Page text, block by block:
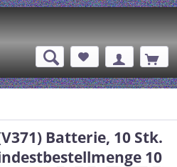
Batterie, 10 Stk.
10